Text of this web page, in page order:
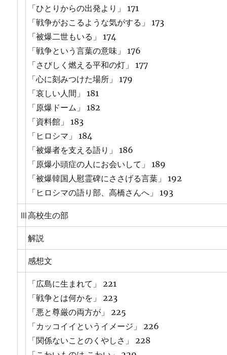
「ひとりからの出発より」 171
「戦争がおこるような気がする」 173
「被爆二世もいる」 174
「戦争という言葉の意味」 176
「さびしく燃える平和の灯」 177
「心に刻みつけた場所」 179
「哀しい人間」 181
「原爆ドーム」 182
「資料館」 183
「ヒロシマ」 184
「被爆者を支える語り」 186
「原爆小頭症の人にお会いして」 189
「被爆韓国人慰霊碑にささげる言葉」 192
「ヒロシマの語り部、高橋さんへ」 193
Ⅲ高校生の部
解説
感想文
「広島に生まれて」 221
「戦争とは何かを」 223
「悪と尊厳の両方が」 225
「カッコイイというイメージ」 226
「関係ないことのくやしさ」 228